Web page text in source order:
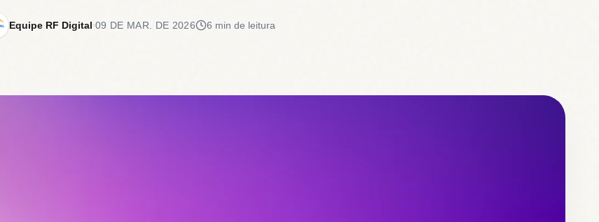
Equipe RF Digital 09 DE MAR. DE 2026 6 min de leitura